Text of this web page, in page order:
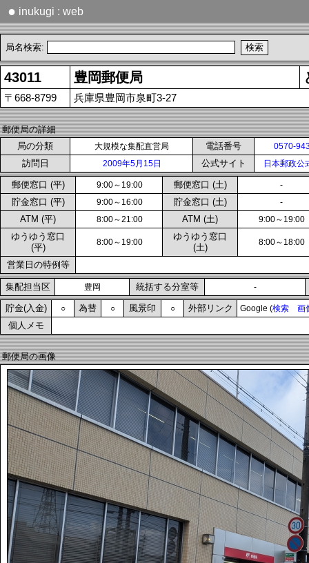
● inukugi : web
局名検索:
43011 豊岡郵便局
〒668-8799 兵庫県豊岡市泉町3-27
郵便局の詳細
局の分類
大規模な集配直営局 電話番号 0570-
訪問日 2009年5月15日 公式サイト 日本郵政公
郵便窓口 (平) 9:00～19:00 郵便窓口 (土) -
貯金窓口 (平) 9:00～16:00 貯金窓口 (土) -
ATM (平) 8:00～21:00 ATM (土) 9:00～19:00
ゆうゆう窓口
(平)
8:00～19:00
ゆうゆう窓口
(土)
8:00～18:00
営業日の特例等
集配担当区 豊岡 統括する分室等 -
貯金(入金) ○ 為替 ○ 風景印 ○ 外部リンク Google (検索 画
個人メモ
郵便局の画像